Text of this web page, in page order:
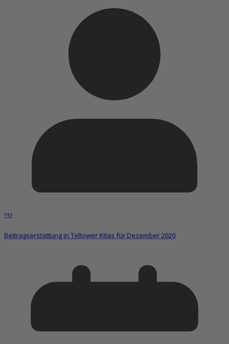
PM
Beitragserstattung in Teltower Kitas für Dezember 2020